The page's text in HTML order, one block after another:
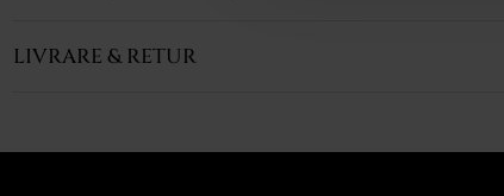
LIVRARE & RETUR